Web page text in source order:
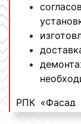
РПК «Фасад
условия и